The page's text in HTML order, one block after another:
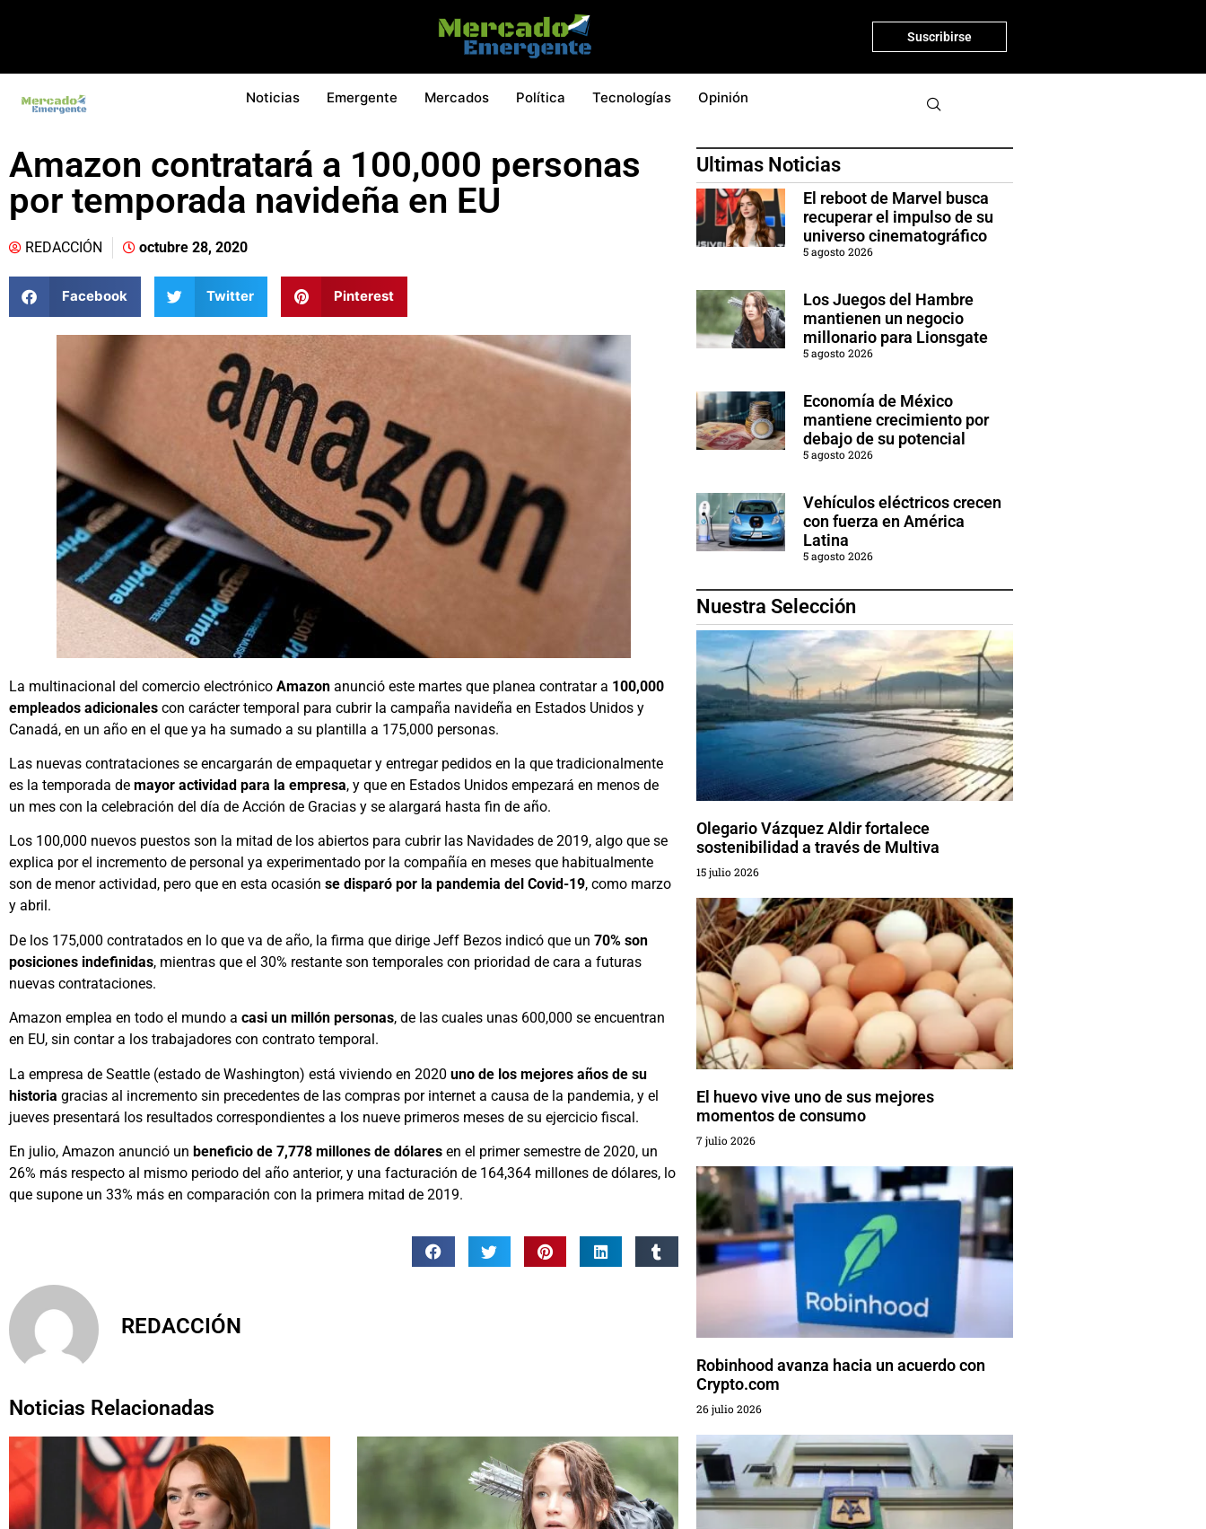
Suscribirse
Noticias Emergente Mercados Política Tecnologías Opinión
Amazon contratará a 100,000 personas
por temporada navideña en EU
REDACCIÓN octubre 28, 2020
Facebook Twitter Pinterest
La multinacional del comercio electrónico Amazon anunció este martes que planea contratar a 100,000
empleados adicionales con carácter temporal para cubrir la campaña navideña en Estados Unidos y
Canadá, en un año en el que ya ha sumado a su plantilla a 175,000 personas.
Las nuevas contrataciones se encargarán de empaquetar y entregar pedidos en la que tradicionalmente
es la temporada de mayor actividad para la empresa, y que en Estados Unidos empezará en menos de
un mes con la celebración del día de Acción de Gracias y se alargará hasta fin de año.
Los 100,000 nuevos puestos son la mitad de los abiertos para cubrir las Navidades de 2019, algo que se
explica por el incremento de personal ya experimentado por la compañía en meses que habitualmente
son de menor actividad, pero que en esta ocasión se disparó por la pandemia del Covid-19, como marzo
y abril.
De los 175,000 contratados en lo que va de año, la firma que dirige Jeff Bezos indicó que un 70% son
posiciones indefinidas, mientras que el 30% restante son temporales con prioridad de cara a futuras
nuevas contrataciones.
Amazon emplea en todo el mundo a casi un millón personas, de las cuales unas 600,000 se encuentran
en EU, sin contar a los trabajadores con contrato temporal.
La empresa de Seattle (estado de Washington) está viviendo en 2020 uno de los mejores años de su
historia gracias al incremento sin precedentes de las compras por internet a causa de la pandemia, y el
jueves presentará los resultados correspondientes a los nueve primeros meses de su ejercicio fiscal.
En julio, Amazon anunció un beneficio de 7,778 millones de dólares en el primer semestre de 2020, un
26% más respecto al mismo periodo del año anterior, y una facturación de 164,364 millones de dólares, lo
que supone un 33% más en comparación con la primera mitad de 2019.
REDACCIÓN
Noticias Relacionadas
Ultimas Noticias
El reboot de Marvel busca
recuperar el impulso de su
universo cinematográfico
5 agosto 2026
Los Juegos del Hambre
mantienen un negocio
millonario para Lionsgate
5 agosto 2026
Economía de México
mantiene crecimiento por
debajo de su potencial
5 agosto 2026
Vehículos eléctricos crecen
con fuerza en América
Latina
5 agosto 2026
Nuestra Selección
Olegario Vázquez Aldir fortalece
sostenibilidad a través de Multiva
15 julio 2026
El huevo vive uno de sus mejores
momentos de consumo
7 julio 2026
Robinhood avanza hacia un acuerdo con
Crypto.com
26 julio 2026